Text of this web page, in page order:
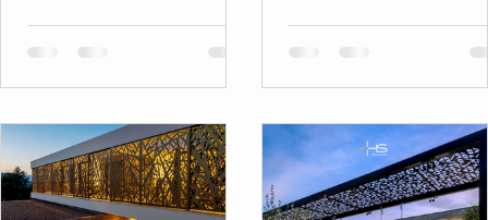
premiada
ou exclusivamente
do...
revitalizou a fachada da